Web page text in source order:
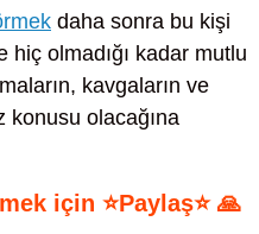
daha sonra bu kişi
olmadığı kadar mutlu
kavgaların ve
konusu olacağına
için ⭐Paylaş⭐ 🙏